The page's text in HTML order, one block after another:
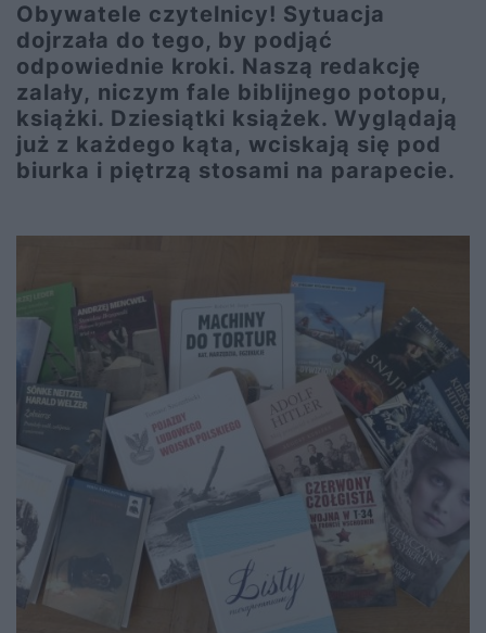
Obywatele czytelnicy! Sytuacja
dojrzała do tego, by podjąć
odpowiednie kroki. Naszą redakcję
zalały, niczym fale biblijnego potopu,
książki. Dziesiątki książek. Wyglądają
już z każdego kąta, wciskają się pod
biurka i piętrzą stosami na parapecie.